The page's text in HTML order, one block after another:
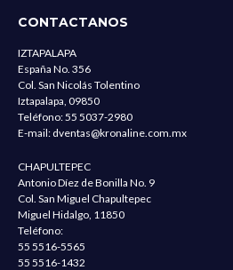
CONTACTANOS
IZTAPALAPA
España No. 356
Col. San Nicolás Tolentino
Iztapalapa, 09850
Teléfono:55 5037-2980
E-mail: dventas@kronaline.com.mx
CHAPULTEPEC
Antonio Díez de Bonilla No. 9
Col. San Miguel Chapultepec
Miguel Hidalgo, 11850
Teléfono:
55 5516-5565
55 5516-1432